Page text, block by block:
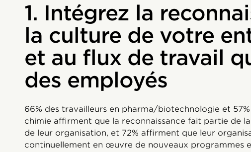
1. Intégrez la
la culture de votre
et au flux de travail
des employés
66% des travailleurs en pharma/biotechnologie et
chimie affirment que la reconnaissance fait partie de la
de leur organisation, et 72% affirment que leur
continuellement en œuvre de nouveaux programmes